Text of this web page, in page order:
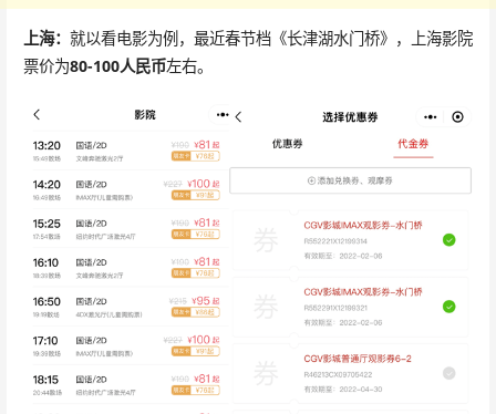
上海： 就以看电影为例，最近春节档《长津湖水门桥》，上海影院
票价为80-100人民币左右。